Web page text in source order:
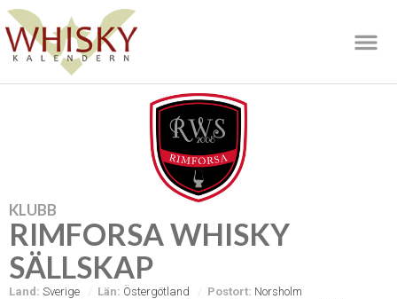
KLUBB
RIMFORSA WHISKY
SÄLLSKAP
Land: Sverige Län: Östergötland Postort: Norsholm